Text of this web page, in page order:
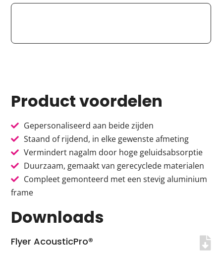
Product voordelen
Gepersonaliseerd aan beide zijden
Staand of rijdend, in elke gewenste afmeting
Vermindert nagalm door hoge geluidsabsorptie
Duurzaam, gemaakt van gerecyclede materialen
Compleet gemonteerd met een stevig aluminium
frame
Downloads
Flyer AcousticPro®